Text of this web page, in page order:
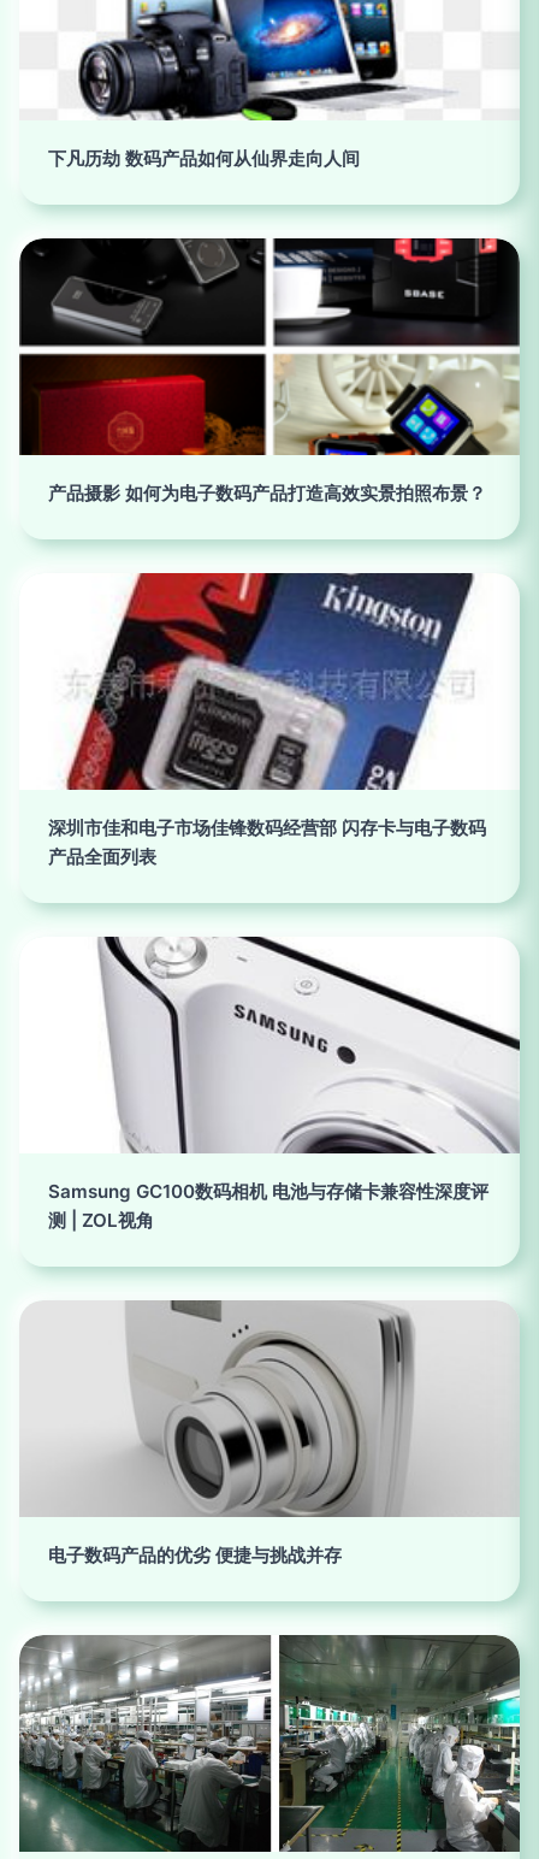
下凡历劫 数码产品如何从仙界走向人间
产品摄影 如何为电子数码产品打造高效实景拍照布景？
深圳市佳和电子市场佳锋数码经营部 闪存卡与电子数码
产品全面列表
Samsung GC100数码相机 电池与存储卡兼容性深度评
测 | ZOL视角
电子数码产品的优劣 便捷与挑战并存